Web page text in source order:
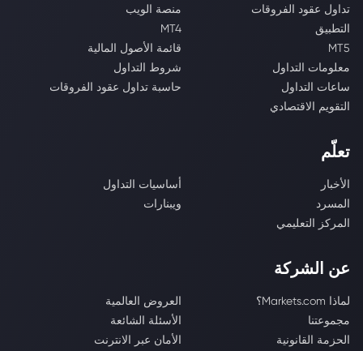
تداول عقود الفروقات
منصة الويب
التطبيق
MT4
MT5
قائمة الأصول المالية
معلومات التداول
شروط التداول
ساعات التداول
حاسبة تداول عقود الفروقات
التقويم الاقتصادي
تعلّم
الأخبار
أساسيات التداول
المسرد
ويبنارات
المركز التعليمي
عن الشركة
لماذا Markets.com؟
العروض العالمية
مجموعتنا
الأسئلة الشائعة
الحزمة القانونية
الأمان عبر الانترنت